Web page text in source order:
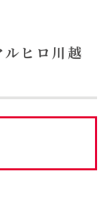
ヒロ川越